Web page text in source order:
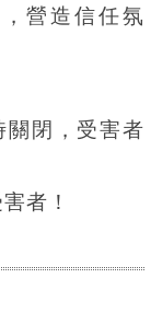
營造信任氛
關閉，受害者
受害者！